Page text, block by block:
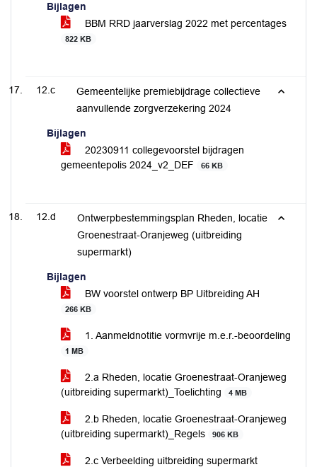
Bijlagen
BBM RRD jaarverslag 2022 met percentages
822 KB
12.c
Gemeentelijke premiebijdrage collectieve
aanvullende zorgverzekering 2024
Bijlagen
20230911 collegevoorstel bijdragen
gemeentepolis 2024_v2_DEF
66 KB
12.d
Ontwerpbestemmingsplan Rheden, locatie
Groenestraat-Oranjeweg (uitbreiding
supermarkt)
Bijlagen
BW voorstel ontwerp BP Uitbreiding AH
266 KB
1. Aanmeldnotitie vormvrije m.e.r.-beoordeling
1 MB
2.a Rheden, locatie Groenestraat-Oranjeweg
(uitbreiding supermarkt)_Toelichting
4 MB
2.b Rheden, locatie Groenestraat-Oranjeweg
(uitbreiding supermarkt)_Regels
906 KB
2.c Verbeelding uitbreiding supermarkt